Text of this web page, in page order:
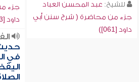
للشيخ: عبد المحسن العباد
جزء من محاضرة ( شرح سنن أبي
داود [061])
جزء
داود [063])
في